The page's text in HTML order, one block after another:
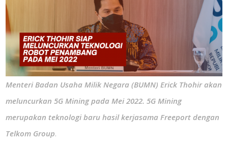
Menteri Badan Usaha Milik Negara (BUMN) Erick Thohir akan
meluncurkan 5G Mining pada Mei 2022. 5G Mining
merupakan teknologi baru hasil kerjasama Freeport dengan
Telkom Group.